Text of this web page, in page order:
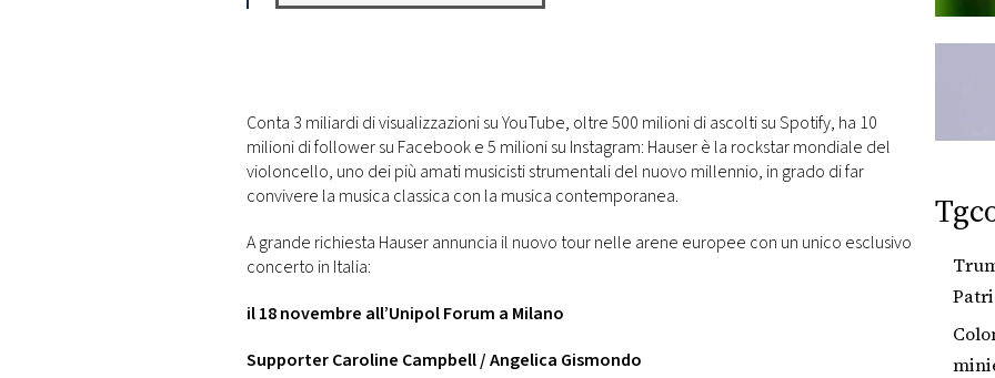
Conta 3 miliardi di visualizzazioni su YouTube, oltre 500 milioni di ascolti su Spotify, ha 10
milioni di follower su Facebook e 5 milioni su Instagram: Hauser è la rockstar mondiale del
violoncello, uno dei più amati musicisti strumentali del nuovo millennio, in grado di far
convivere la musica classica con la musica contemporanea.
A grande richiesta Hauser annuncia il nuovo tour nelle arene europee con un unico esclusivo
concerto in Italia:
il 18 novembre all’Unipol Forum a Milano
Supporter Caroline Campbell / Angelica Gismondo